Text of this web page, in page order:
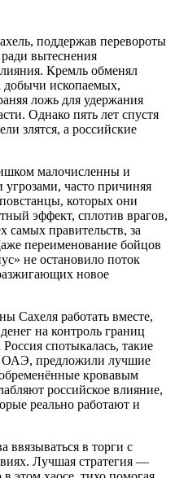
поддержав перевороты
вытеснения
Кремль обменял
добычи ископаемых,
ложь для удержания
Однако пять лет спустя
злятся, а российские
малочисленны и
часто причиняя
которых они
эффект, сплотив врагов,
самых правительств, за
переименование бойцов
не остановило поток
новое
Сахеля работать вместе,
на контроль границ
спотыкалась, такие
ОАЭ, предложили лучшие
кровавым
российское влияние,
реально работают и
ввязываться в торги с
Лучшая стратегия —